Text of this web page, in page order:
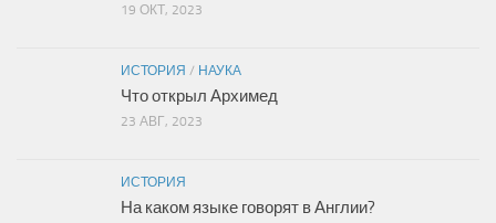
19 ОКТ, 2023
ИСТОРИЯ / НАУКА
Что открыл Архимед
23 АВГ, 2023
ИСТОРИЯ
На каком языке говорят в Англии?